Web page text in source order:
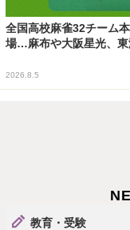
全国高校麻雀32チーム
場…麻布や大阪星光、東
2026.8.5
教育・受験